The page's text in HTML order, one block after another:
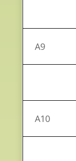
A9
A10